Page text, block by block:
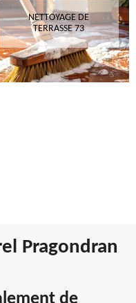
NETTOYAGE DE
TERRASSE 73
Pragondran
de